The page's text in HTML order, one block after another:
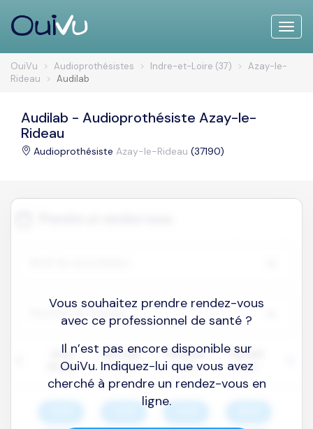
Toggle
OuiVu Audioprothésistes Indre-et-Loire (37)
Azay-le-
Rideau
Audilab
Audilab - Audioprothésiste Azay-le-
Rideau
Audioprothésiste Azay-le-Rideau (37190)
Vous souhaitez prendre rendez-vous
avec ce professionnel de santé ?
Il n’est pas encore disponible sur
OuiVu. Indiquez-lui que vous avez
cherché à prendre un rendez-vous en
ligne.